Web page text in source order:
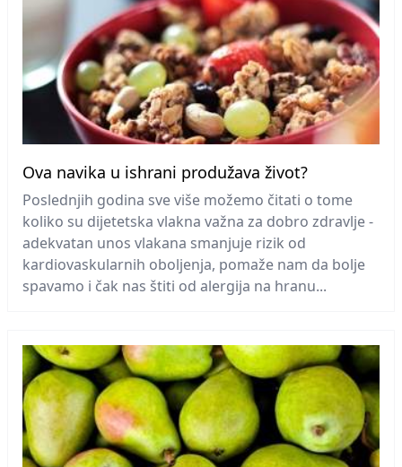
Ova navika u ishrani produžava život?
Poslednjih godina sve više možemo čitati o tome
koliko su dijetetska vlakna važna za dobro zdravlje -
adekvatan unos vlakana smanjuje rizik od
kardiovaskularnih oboljenja, pomaže nam da bolje
spavamo i čak nas štiti od alergija na hranu...